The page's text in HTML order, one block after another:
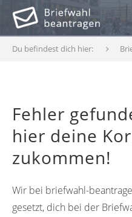
Du befindest dich hier:
Fehler
hier deine
zukommen!
Wir bei briefwahl-
gesetzt, dich bei der